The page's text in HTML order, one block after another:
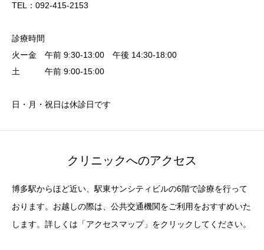
TEL：092-415-2153
診療時間
火ー金 午前 9:30-13:00 午後 14:30-18:00
土 午前 9:00-15:00
日・月・祝日は休診日です
クリニックへのアクセス
博多駅からほど近い、駅東サンシティビルの6階で診療を行って
おります。お越しの際は、公共交通機関をご利用をおすすめいた
します。詳しくは「アクセスマップ」をクリックしてください。